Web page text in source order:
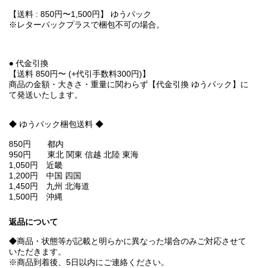
【送料 : 850円〜1,500円】 ゆうパック
※レターパックプラスで梱包不可の場合。
● 代金引換
【送料 850円〜 (+代引手数料300円)】
商品の金額・大きさ・重量に関わらず【代金引換 ゆうパック】に
て発送いたします。
◆ ゆうパック梱包送料 ◆
850円 都内
950円 東北 関東 信越 北陸 東海
1,050円 近畿
1,200円 中国 四国
1,450円 九州 北海道
1,500円 沖縄
返品について
◆商品・状態等が記載と明らかに異なった場合のみご対応させて
いただきます。
※商品到着後、5日以内にご連絡ください。